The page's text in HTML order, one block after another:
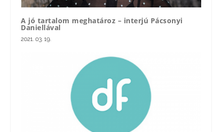
A jó tartalom meghatároz – interjú Pácsonyi
Daniellával
2021. 03. 19.